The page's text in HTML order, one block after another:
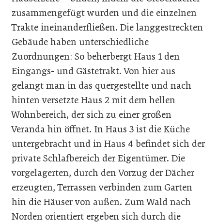
zusammengefügt wurden und die einzelnen
Trakte ineinanderfließen. Die langgestreckten
Gebäude haben unterschiedliche
Zuordnungen: So beherbergt Haus 1 den
Eingangs- und Gästetrakt. Von hier aus
gelangt man in das quergestellte und nach
hinten versetzte Haus 2 mit dem hellen
Wohnbereich, der sich zu einer großen
Veranda hin öffnet. In Haus 3 ist die Küche
untergebracht und in Haus 4 befindet sich der
private Schlafbereich der Eigentümer. Die
vorgelagerten, durch den Vorzug der Dächer
erzeugten, Terrassen verbinden zum Garten
hin die Häuser von außen. Zum Wald nach
Norden orientiert ergeben sich durch die